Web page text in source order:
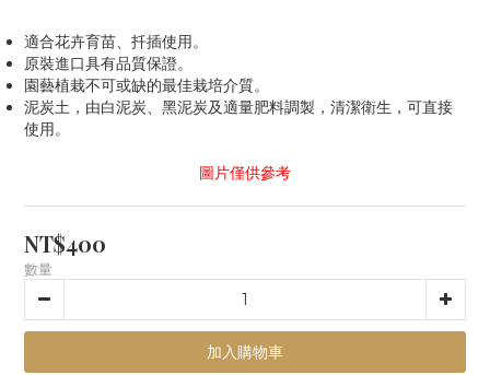
適合花卉育苗、扦插使用。
原裝進口具有品質保證。
園藝植栽不可或缺的最佳栽培介質。
泥炭土，由白泥炭、黑泥炭及適量肥料調製，清潔衛生，可直接
使用。
圖片僅供參考
NT$400
數量
加入購物車